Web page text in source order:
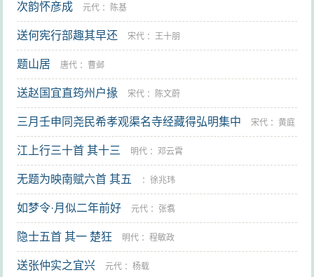
务。这个栽赃陷害也是中共党史上最大的冤案。其后，
陈独秀在苦闷中反思，开始接受国际托洛茨基派的观
点，要求中共中央接受托派路线，即反对斯大林主义荒
唐透顶的左倾暴动路线，同时也反对盲目向农村发展力
时相当多数国际国内共产党人都低估了农民运动），而
主张以国民会议为中心，主张从民权民主斗争开始重新
聚集力量。1929年11月，因为中东路事件，共产国际远
东局从一开始就明确要求中共中央要提出“武装保卫苏联”
的口号，并组织大规模的反对国民党和拥护苏联的群众
示威。对此，中共中央毫不犹豫地做出了积极的响应。
他们召开政治局会议，决定开动一切宣传机器，并在8月
次韵怀彦成 元代 ： 陈基
送何宪行部趣其早还 宋代 ：王十朋
题山居 唐代 ： 曹邺
送赵国宜直筠州户掾 宋代 ： 陈文蔚
三月壬申同尧民希孝观渠名寺经藏得弘明集中 宋代 ：黄庭
坚
江上行三十首 其十三 明代 ：邓云霄
无题为映南赋六首 其五 ：徐兆玮
如梦令·月似二年前好 元代 ： 张翥
隐士五首 其一 楚狂 明代 ：程敏政
送张仲实之宜兴 元代 ：杨载